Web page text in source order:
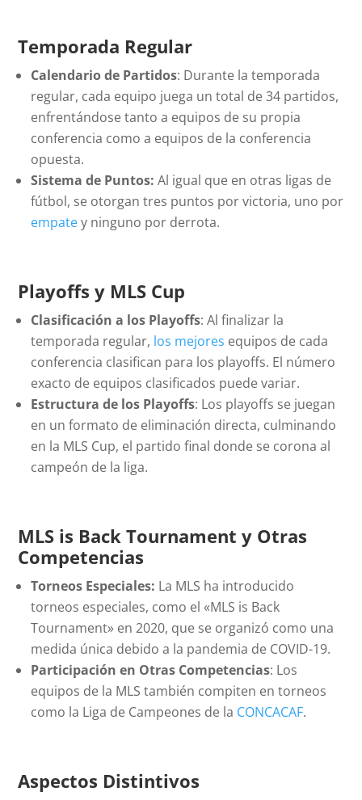
Temporada Regular
Calendario de Partidos: Durante la temporada
regular, cada equipo juega un total de 34 partidos,
enfrentándose tanto a equipos de su propia
conferencia como a equipos de la conferencia
opuesta.
Sistema de Puntos: Al igual que en otras ligas de
fútbol, se otorgan tres puntos por victoria, uno por
empatey ninguno por derrota.
Playoffs y MLS Cup
Clasificación a los Playoffs: Al finalizar la
temporada regular, los mejores equipos de cada
conferencia clasifican para los playoffs. El número
exacto de equipos clasificados puede variar.
Estructura de los Playoffs: Los playoffs se juegan
en un formato de eliminación directa, culminando
en la MLS Cup, el partido final donde se corona al
campeón de la liga.
MLS is Back Tournament y Otras
Competencias
Torneos Especiales: La MLS ha introducido
torneos especiales, como el «MLS is Back
Tournament» en 2020, que se organizó como una
medida única debido a la pandemia de COVID-19.
Participación en Otras Competencias: Los
equipos de la MLS también compiten en torneos
como la Liga de Campeones de la CONCACAF.
Aspectos Distintivos